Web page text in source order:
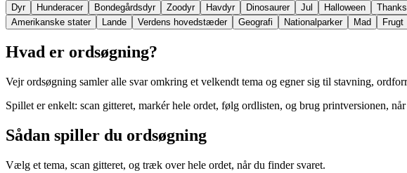
Dyr Hunderacer Bondegårdsdyr Zoodyr Havdyr Dinosaurer Jul Halloween
Amerikanske stater
Lande Verdens hovedstæder Geografi Nationalparker Mad Frugt
Hvad er ordsøgning?
Vejr ordsøgning samler alle svar omkring et velkendt tema og egner sig til stavning,
Spillet er enkelt: scan gitteret, markér hele ordet, følg ordlisten, og brug printversionen, når
Sådan spiller du ordsøgning
Vælg et tema, scan gitteret, og træk over hele ordet, når du finder svaret.